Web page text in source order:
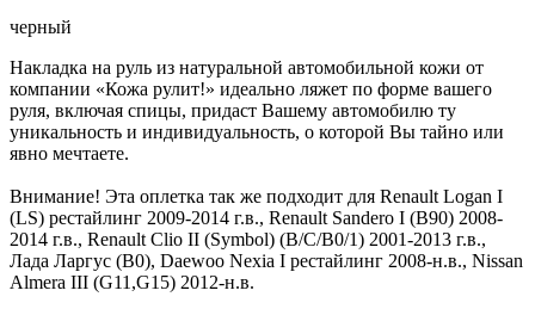
черный
Накладка на руль из натуральной автомобильной кожи от
компании «Кожа рулит!» идеально ляжет по форме вашего
руля, включая спицы, придаст Вашему автомобилю ту
уникальность и индивидуальность, о которой Вы тайно или
явно мечтаете.
Внимание! Эта оплетка так же подходит для Renault Logan I
(LS) рестайлинг 2009-2014 г.в., Renault Sandero I (B90) 2008-
2014 г.в., Renault Clio II (Symbol) (B/C/B0/1) 2001-2013 г.в.,
Лада Ларгус (B0), Daewoo Nexia I рестайлинг 2008-н.в., Nissan
Almera III (G11,G15) 2012-н.в.